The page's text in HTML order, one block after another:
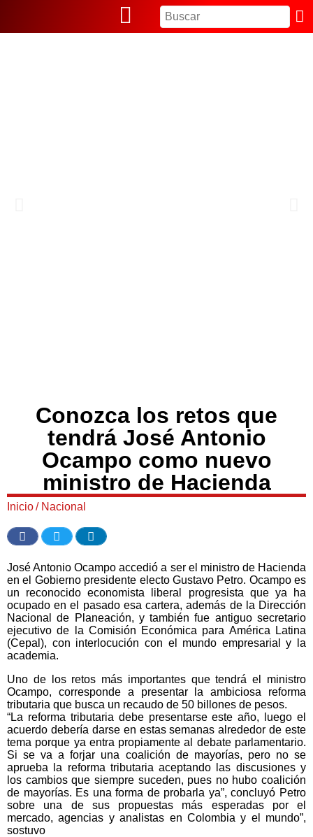
Conozca los retos que
tendrá José Antonio
Ocampo como nuevo
ministro de Hacienda
Inicio/ Nacional
José Antonio Ocampo accedió a ser el ministro de Hacienda
en el Gobierno presidente electo Gustavo Petro. Ocampo es
un reconocido economista liberal progresista que ya ha
ocupado en el pasado esa cartera, además de la Dirección
Nacional de Planeación, y también fue antiguo secretario
ejecutivo de la Comisión Económica para América Latina
(Cepal), con interlocución con el mundo empresarial y la
academia.
Uno de los retos más importantes que tendrá el ministro
Ocampo, corresponde a presentar la ambiciosa reforma
tributaria que busca un recaudo de 50 billones de pesos.
“La reforma tributaria debe presentarse este año, luego el
acuerdo debería darse en estas semanas alrededor de este
tema porque ya entra propiamente al debate parlamentario.
Si se va a forjar una coalición de mayorías, pero no se
aprueba la reforma tributaria aceptando las discusiones y
los cambios que siempre suceden, pues no hubo coalición
de mayorías. Es una forma de probarla ya”, concluyó Petro
sobre una de sus propuestas más esperadas por el
mercado, agencias y analistas en Colombia y el mundo”,
sostuvo